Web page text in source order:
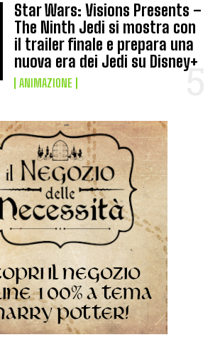
Star Wars: Visions Presents –
The Ninth Jedi si mostra con
il trailer finale e prepara una
nuova era dei Jedi su Disney+
ANIMAZIONE